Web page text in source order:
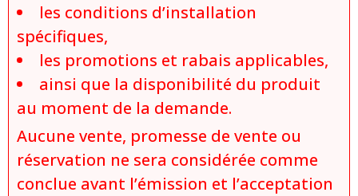
les conditions d’installation
spécifiques,
les promotions et rabais applicables,
ainsi que la disponibilité du produit
au moment de la demande.
Aucune vente, promesse de vente ou
réservation ne sera considérée comme
conclue avant l’émission et l’acceptation